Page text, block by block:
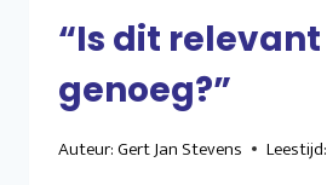
“Is dit relevant
genoeg?”
Auteur:Gert Jan Stevens Leestijd: